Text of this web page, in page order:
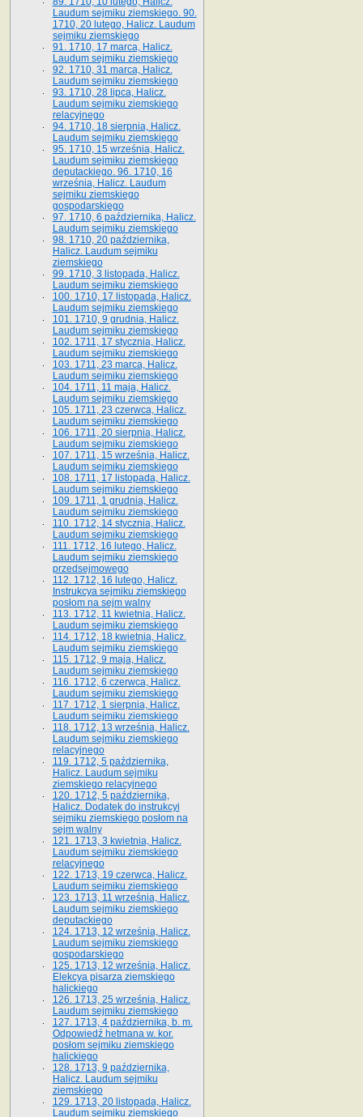
Laudum sejmiku ziemskiego. 90.
1710, 20 lutego, Halicz. Laudum
sejmiku ziemskiego
91. 1710, 17 marca, Halicz.
Laudum sejmiku ziemskiego
92. 1710, 31 marca, Halicz.
Laudum sejmiku ziemskiego
93. 1710, 28 lipca, Halicz.
Laudum sejmiku ziemskiego
relacyjnego
94. 1710, 18 sierpnia, Halicz.
Laudum sejmiku ziemskiego
95. 1710, 15 września, Halicz.
Laudum sejmiku ziemskiego
deputackiego. 96. 1710, 16
września, Halicz. Laudum
sejmiku ziemskiego
gospodarskiego
97. 1710, 6 października, Halicz.
Laudum sejmiku ziemskiego
98. 1710, 20 października,
Halicz. Laudum sejmiku
ziemskiego
99. 1710, 3 listopada, Halicz.
Laudum sejmiku ziemskiego
100. 1710, 17 listopada, Halicz.
Laudum sejmiku ziemskiego
101. 1710, 9 grudnia, Halicz.
Laudum sejmiku ziemskiego
102. 1711, 17 stycznia, Halicz.
Laudum sejmiku ziemskiego
103. 1711, 23 marca, Halicz.
Laudum sejmiku ziemskiego
104. 1711, 11 maja, Halicz.
Laudum sejmiku ziemskiego
105. 1711, 23 czerwca, Halicz.
Laudum sejmiku ziemskiego
106. 1711, 20 sierpnia, Halicz.
Laudum sejmiku ziemskiego
107. 1711, 15 września, Halicz.
Laudum sejmiku ziemskiego
108. 1711, 17 listopada, Halicz.
Laudum sejmiku ziemskiego
109. 1711, 1 grudnia, Halicz.
Laudum sejmiku ziemskiego
110. 1712, 14 stycznia, Halicz.
Laudum sejmiku ziemskiego
111. 1712, 16 lutego, Halicz.
Laudum sejmiku ziemskiego
przedsejmowego
112. 1712, 16 lutego, Halicz.
Instrukcya sejmiku ziemskiego
posłom na sejm walny
113. 1712, 11 kwietnia, Halicz.
Laudum sejmiku ziemskiego
114. 1712, 18 kwietnia, Halicz.
Laudum sejmiku ziemskiego
115. 1712, 9 maja, Halicz.
Laudum sejmiku ziemskiego
116. 1712, 6 czerwca, Halicz.
Laudum sejmiku ziemskiego
117. 1712, 1 sierpnia, Halicz.
Laudum sejmiku ziemskiego
118. 1712, 13 września, Halicz.
Laudum sejmiku ziemskiego
relacyjnego
119. 1712, 5 października,
Halicz. Laudum sejmiku
ziemskiego relacyjnego
120. 1712, 5 października,
Halicz. Dodatek do instrukcyi
sejmiku ziemskiego posłom na
sejm walny
121. 1713, 3 kwietnia, Halicz.
Laudum sejmiku ziemskiego
relacyjnego
122. 1713, 19 czerwca, Halicz.
Laudum sejmiku ziemskiego
123. 1713, 11 września, Halicz.
Laudum sejmiku ziemskiego
deputackiego
124. 1713, 12 września, Halicz.
Laudum sejmiku ziemskiego
gospodarskiego
125. 1713, 12 września, Halicz.
Elekcya pisarza ziemskiego
halickiego
126. 1713, 25 września, Halicz.
Laudum sejmiku ziemskiego
127. 1713, 4 października, b. m.
Odpowiedź hetmana w. kor.
posłom sejmiku ziemskiego
halickiego
128. 1713, 9 października,
Halicz. Laudum sejmiku
ziemskiego
129. 1713, 20 listopada, Halicz.
Laudum sejmiku ziemskiego